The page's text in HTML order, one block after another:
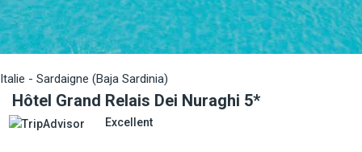
Italie - Sardaigne (Baja Sardinia)
Hôtel Grand Relais Dei Nuraghi 5*
Excellent